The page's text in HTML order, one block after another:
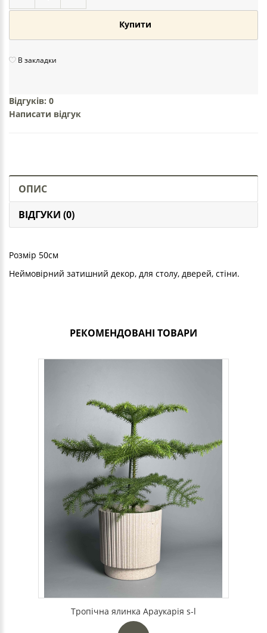
Купити
В закладки
Відгуків: 0
Написати відгук
ОПИС
ВІДГУКИ (0)
Розмір 50см
Неймовірний затишний декор, для столу, дверей, стіни.
РЕКОМЕНДОВАНІ ТОВАРИ
Тропічна ялинка Араукарія s-l